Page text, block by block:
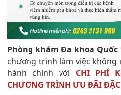
Phòng khám Đa khoa Quốc
chương trình làm việc không
hành chính với CHI PHÍ
CHƯƠNG TRÌNH ƯU ĐÃI ĐẶC